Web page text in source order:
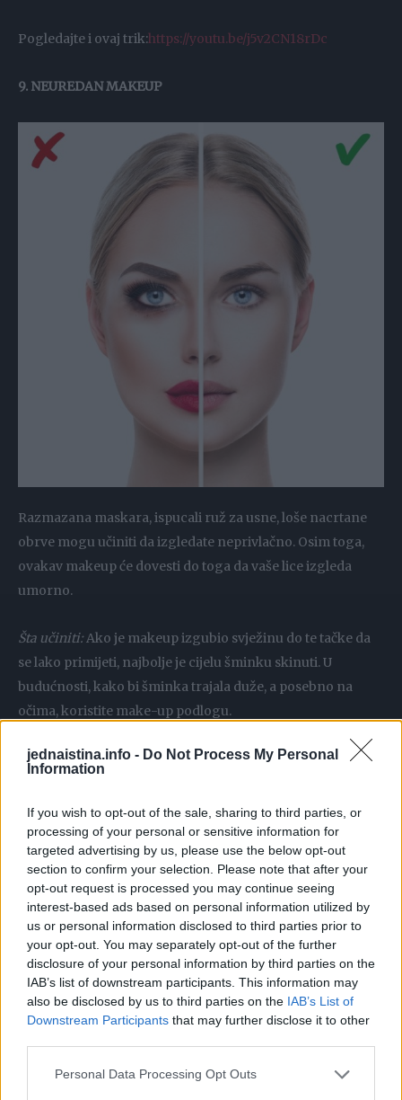
jednaistina.info - Do Not Process My Personal
Information
If you wish to opt-out of the sale, sharing to third parties, or
processing of your personal or sensitive information for
targeted advertising by us, please use the below opt-out
section to confirm your selection. Please note that after your
opt-out request is processed you may continue seeing
interest-based ads based on personal information utilized by
us or personal information disclosed to third parties prior to
your opt-out. You may separately opt-out of the further
disclosure of your personal information by third parties on the
IAB’s list of downstream participants. This information may
also be disclosed by us to third parties on the IAB’s List of
Downstream Participants that may further disclose it to other
Personal Data Processing Opt Outs
Pogledajte i ovaj trik:https://youtu.be/j5v2CN18rDc
9. NEUREDAN MAKEUP
Razmazana maskara, ispucali ruž za usne, loše nacrtane
obrve mogu učiniti da izgledate neprivlačno. Osim toga,
ovakav makeup će dovesti do toga da vaše lice izgleda
umorno.
Šta učiniti:Ako je makeup izgubio svježinu do te tačke da
se lako primijeti, najbolje je cijelu šminku skinuti. U
budućnosti, kako bi šminka trajala duže, a posebno na
očima, koristite make-up podlogu.
10. SITNICE